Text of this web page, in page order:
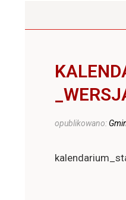
opublikowano: